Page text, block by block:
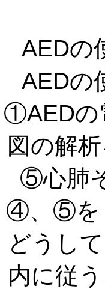
AEDの
AEDの
①AEDの
図の解
⑤心肺
④、⑤を
どうし
内に従